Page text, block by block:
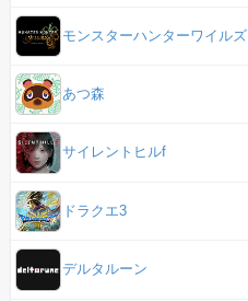
モンスターハンターワイルズ
あつ森
サイレントヒルf
ドラクエ3
デルタルーン